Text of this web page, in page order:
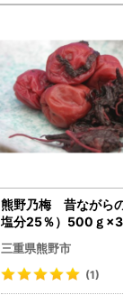
熊野乃梅 昔ながら
塩分25％）500ｇ
しそふりかけ【
3A】
三重県熊野市
(1)